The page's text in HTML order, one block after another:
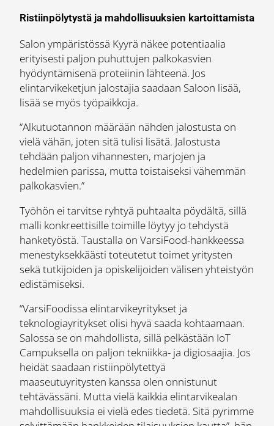
Ristiinpölytystä ja mahdollisuuksien kartoittamista
Salon ympäristössä Kyyrä näkee potentiaalia
erityisesti paljon puhuttujen palkokasvien
hyödyntämisenä proteiinin lähteenä. Jos
elintarvikeketjun jalostajia saadaan Saloon lisää,
lisää se myös työpaikkoja.
“Alkutuotannon määrään nähden jalostusta on
vielä vähän, joten sitä tulisi lisätä. Jalostusta
tehdään paljon vihannesten, marjojen ja
hedelmien parissa, mutta toistaiseksi vähemmän
palkokasvien.”
Työhön ei tarvitse ryhtyä puhtaalta pöydältä, sillä
malli konkreettisille toimille löytyy jo tehdystä
hanketyöstä. Taustalla on VarsiFood-hankkeessa
menestyksekkäästi toteutetut toimet yritysten
sekä tutkijoiden ja opiskelijoiden välisen yhteistyön
edistämiseksi.
“VarsiFoodissa elintarvikeyritykset ja
teknologiayritykset olisi hyvä saada kohtaamaan.
Salossa se on mahdollista, sillä pelkästään IoT
Campuksella on paljon tekniikka- ja digiosaajia. Jos
heidät saadaan ristiinpölytettyä
maaseutuyritysten kanssa olen onnistunut
tehtävässäni. Mutta vielä kaikkia elintarvikealan
mahdollisuuksia ei vielä edes tiedetä. Sitä pyrimme